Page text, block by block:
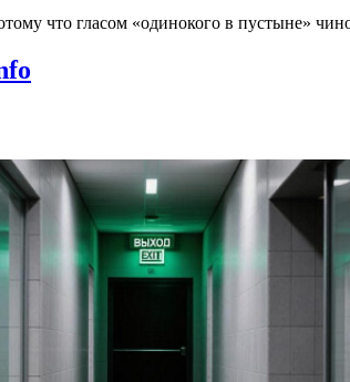
что гласом «одинокого в пустыне»